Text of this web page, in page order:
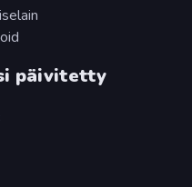
päivitetty